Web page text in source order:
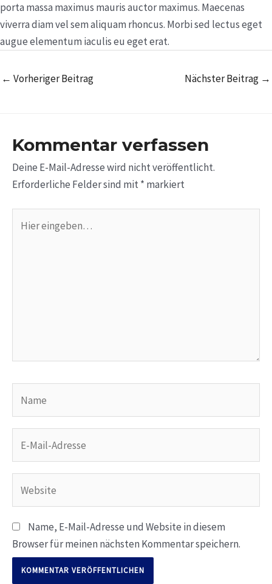
porta massa maximus mauris auctor maximus. Maecenas
viverra diam vel sem aliquam rhoncus. Morbi sed lectus eget
augue elementum iaculis eu eget erat.
← Vorheriger Beitrag Nächster Beitrag →
Kommentar verfassen
Deine E-Mail-Adresse wird nicht veröffentlicht.
Erforderliche Felder sind mit* markiert
eingeben…
Mail-
Adresse
Name, E-Mail-Adresse und Website in diesem
Browser für meinen nächsten Kommentar speichern.